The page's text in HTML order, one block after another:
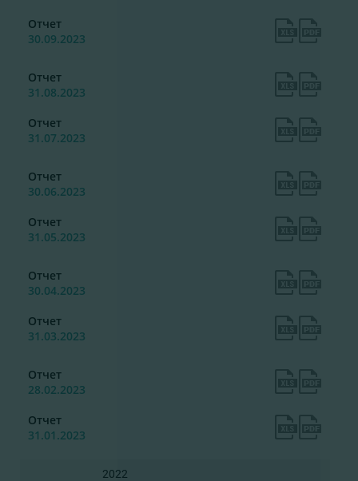
Отчет
30.09.2023
Отчет
31.08.2023
Отчет
31.07.2023
Отчет
30.06.2023
Отчет
31.05.2023
Отчет
30.04.2023
Отчет
31.03.2023
Отчет
28.02.2023
Отчет
31.01.2023
2022